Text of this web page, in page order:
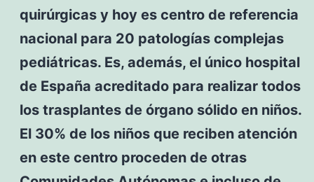
quirúrgicas y hoy es centro de referencia
nacional para 20 patologías complejas
pediátricas. Es, además, el único hospital
de España acreditado para realizar todos
los trasplantes de órgano sólido en niños.
El 30% de los niños que reciben atención
en este centro proceden de otras